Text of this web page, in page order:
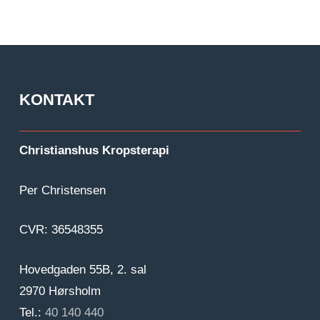
KONTAKT
Christianshus Kropsterapi
Per Christensen
CVR: 36548355
Hovedgaden 55B, 2. sal
2970 Hørsholm
Tel.: 40 140 440